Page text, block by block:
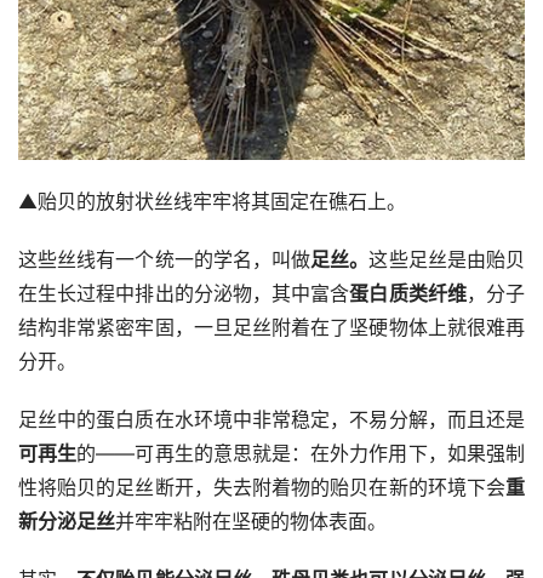
▲贻贝的放射状丝线牢牢将其固定在礁石上。
这些丝线有一个统一的学名，叫做足丝。这些足丝是由贻贝
在生长过程中排出的分泌物，其中富含蛋白质类纤维，分子
结构非常紧密牢固，一旦足丝附着在了坚硬物体上就很难再
分开。
足丝中的蛋白质在水环境中非常稳定，不易分解，而且还是
可再生的——可再生的意思就是：在外力作用下，如果强制
性将贻贝的足丝断开，失去附着物的贻贝在新的环境下会重
新分泌足丝并牢牢粘附在坚硬的物体表面。